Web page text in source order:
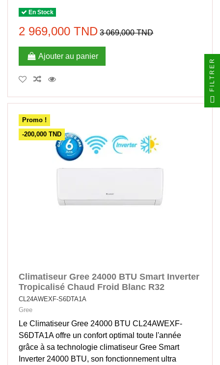
En Stock
2 969,000 TND 3 069,000 TND
Ajouter au panier
Promo !
-200,000 TND
Climatiseur Gree 24000 BTU Smart Inverter
Tropicalisé Chaud Froid Blanc R32
CL24AWEXF-S6DTA1A
Gree
Le Climatiseur Gree 24000 BTU CL24AWEXF-
S6DTA1A offre un confort optimal toute l'année
grâce à sa technologie climatiseur Gree Smart
Inverter 24000 BTU, son fonctionnement ultra
FILTRER